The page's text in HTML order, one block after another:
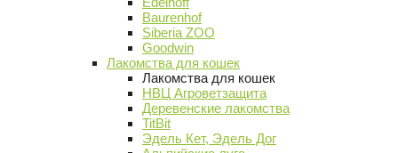
Baurenhof
Siberia ZOO
Goodwin
Лакомства для кошек
Лакомства для кошек
НВЦ Агроветзащита
Деревенские лакомства
TitBit
Эдель Кет, Эдель Дог